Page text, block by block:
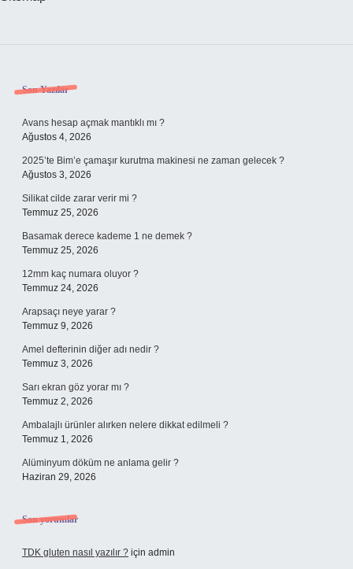
Sidebar
Son Yazılar
Avans hesap açmak mantıklı mı ?
Ağustos 4, 2026
2025’te Bim’e çamaşır kurutma makinesi ne zaman gelecek ?
Ağustos 3, 2026
Silikat cilde zarar verir mi ?
Temmuz 25, 2026
Basamak derece kademe 1 ne demek ?
Temmuz 25, 2026
12mm kaç numara oluyor ?
Temmuz 24, 2026
Arapsaçı neye yarar ?
Temmuz 9, 2026
Amel defterinin diğer adı nedir ?
Temmuz 3, 2026
Sarı ekran göz yorar mı ?
Temmuz 2, 2026
Ambalajlı ürünler alırken nelere dikkat edilmeli ?
Temmuz 1, 2026
Alüminyum döküm ne anlama gelir ?
Haziran 29, 2026
Son yorumlar
TDK gluten nasıl yazılır ? için admin